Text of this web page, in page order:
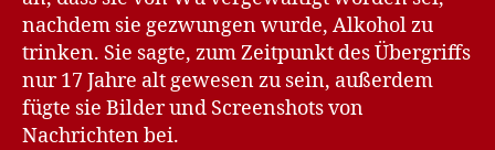
nachdem sie gezwungen wurde, Alkohol zu
trinken. Sie sagte, zum Zeitpunkt des Übergriffs
nur 17 Jahre alt gewesen zu sein, außerdem
fügte sie Bilder und Screenshots von
Nachrichten bei.